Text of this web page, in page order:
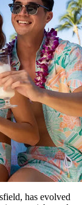
has evolved